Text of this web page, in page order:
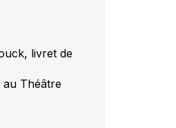
livret de
au Théâtre